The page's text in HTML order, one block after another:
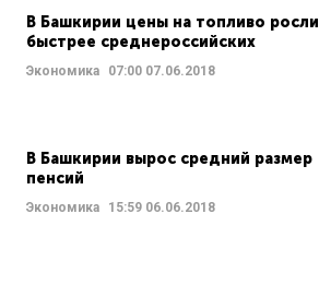
В Башкирии цены на топливо росли
быстрее среднероссийских
Экономика 07:00 07.06.2018
В Башкирии вырос средний размер
пенсий
Экономика 15:59 06.06.2018